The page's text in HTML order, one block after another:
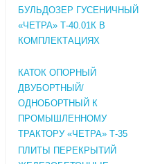
БУЛЬДОЗЕР ГУСЕНИЧНЫЙ
«ЧЕТРА» Т-40.01К В
КОМПЛЕКТАЦИЯХ
КАТОК ОПОРНЫЙ
ДВУБОРТНЫЙ/
ОДНОБОРТНЫЙ К
ПРОМЫШЛЕННОМУ
ТРАКТОРУ «ЧЕТРА» Т-35
ПЛИТЫ ПЕРЕКРЫТИЙ